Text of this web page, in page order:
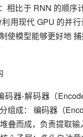
相比于 RNN 的顺序
用现代 GPU 的并
使模型能够更好地
码器-解码器（
组成： 编码器（
叠而成，负责提取